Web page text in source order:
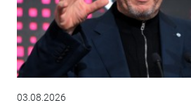
03.08.2026